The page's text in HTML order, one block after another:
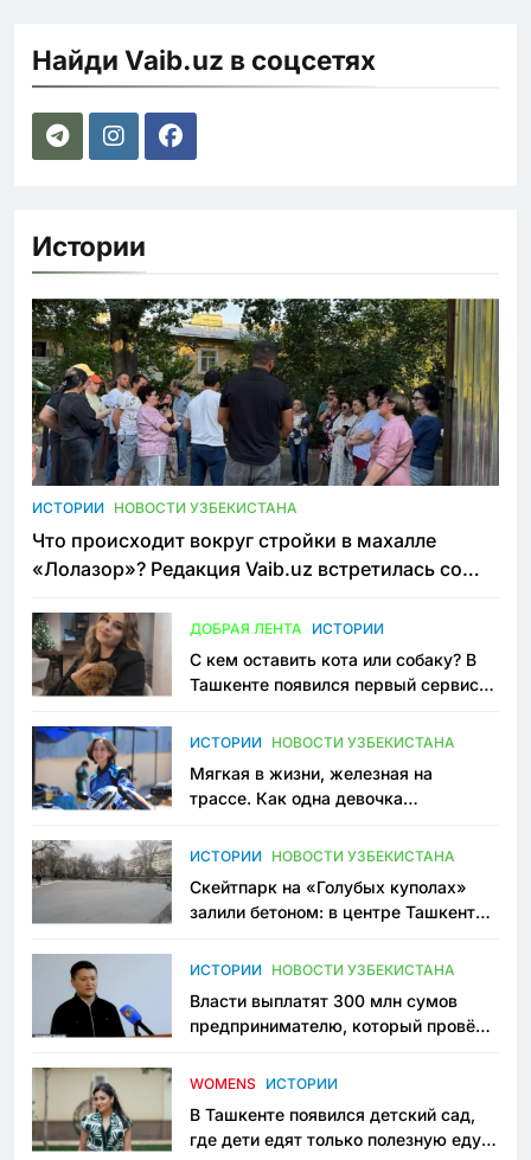
Найди Vaib.uz в соцсетях
Истории
ИСТОРИИ НОВОСТИ УЗБЕКИСТАНА
Что происходит вокруг стройки в махалле
«Лолазор»? Редакция Vaib.uz встретилась со
ДОБРАЯ ЛЕНТА ИСТОРИИ
С кем оставить кота или собаку? В
Ташкенте появился первый сервис
ИСТОРИИ НОВОСТИ УЗБЕКИСТАНА
Мягкая в жизни, железная на
трассе. Как одна девочка
Узбекистане
ИСТОРИИ НОВОСТИ УЗБЕКИСТАНА
Скейтпарк на «Голубых куполах»
залили бетоном: в центре Ташкента
пространство
ИСТОРИИ НОВОСТИ УЗБЕКИСТАНА
Власти выплатят 300 млн сумов
предпринимателю, который провёл
приговору
WOMENS ИСТОРИИ
В Ташкенте появился детский сад,
где дети едят только полезную еду.